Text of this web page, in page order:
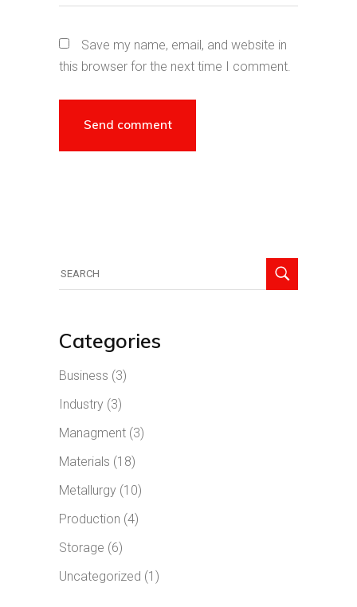
Save my name, email, and website in
this browser for the next time I comment.
Categories
Business (3)
Industry (3)
Managment (3)
Materials (18)
Metallurgy (10)
Production (4)
Storage (6)
Uncategorized (1)